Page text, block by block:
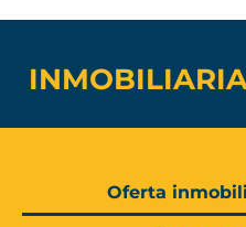
Oferta